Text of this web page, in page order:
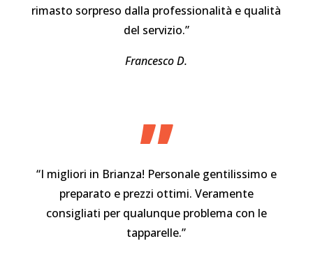
rimasto sorpreso dalla professionalità e qualità
del servizio.”
Francesco D.
”
“I migliori in Brianza! Personale gentilissimo e
preparato e prezzi ottimi. Veramente
consigliati per qualunque problema con le
tapparelle.”